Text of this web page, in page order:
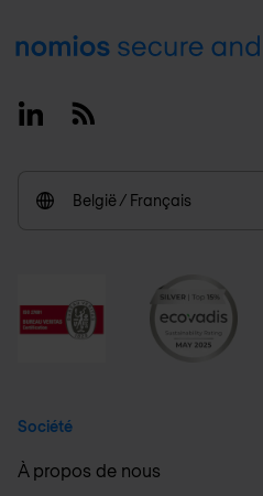
Footer
LinkedinRSS
België / Français
Société
À propos de nous